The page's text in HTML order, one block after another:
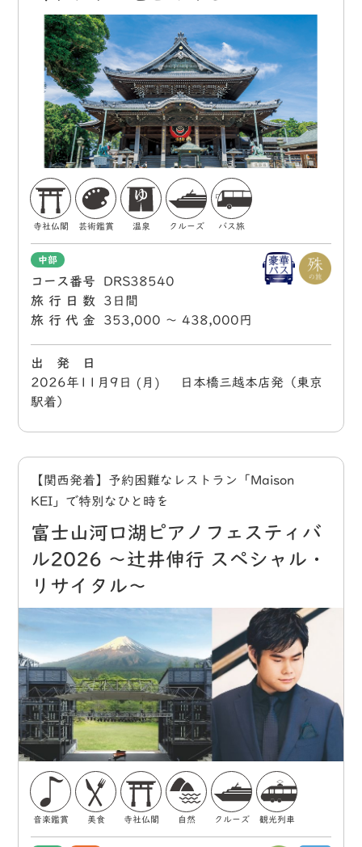
寺社仏閣 芸術鑑賞 温泉 クルーズ バス旅
中部
コース番号
DRS38540
旅行日数
3日間
旅行代金
353,000 〜 438,000円
出 発 日
2026年11月9日 (月) 日本橋三越本店発（東京
駅着）
【関西発着】予約困難なレストラン「Maison
KEI」で特別なひと時を
富士山河口湖ピアノフェスティバ
ル2026 ～辻井伸行 スペシャル・
リサイタル～
音楽鑑賞 美食 寺社仏閣 自然 クルーズ 観光列車